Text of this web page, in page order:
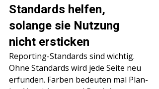
Standards helfen,
solange sie Nutzung
nicht ersticken
Reporting-Standards sind wichtig.
Ohne Standards wird jede Seite neu
erfunden. Farben bedeuten mal Plan-